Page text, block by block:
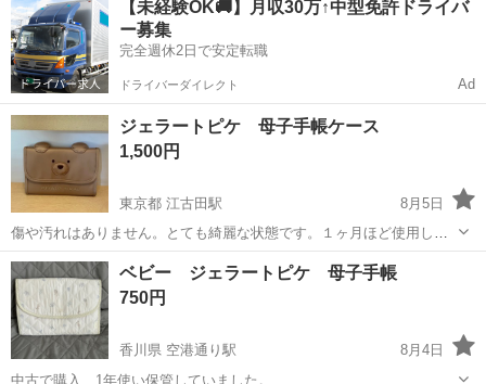
【未経験OK🚚】月収30万↑中型免許ドライバ
ー募集
完全週休2日で安定転職
ドライバーダイレクト Ad
ジェラートピケ 母子手帳ケース
1,500円
東京都 江古田駅
8月5日
傷や汚れはありません。とても綺麗な状態です。１ヶ月ほど使用しま
した。
東京 練馬区 江古田駅 マタニティ用品 母子手帳
ベビー ジェラートピケ 母子手帳
750円
香川県 空港通り駅
8月4日
中古で購入、1年使い保管していました。